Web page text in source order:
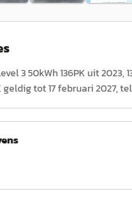
3 50kWh 136PK uit
tot 17 februari 2027,